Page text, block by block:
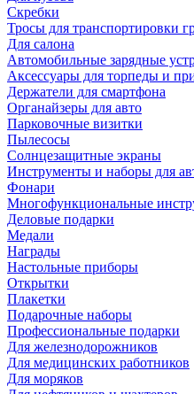
Скребки
Тросы для транспортировки
Для салона
Автомобильные зарядные
Аксессуары для торпеды и
Держатели для смартфона
Органайзеры для авто
Парковочные визитки
Пылесосы
Солнцезащитные экраны
Инструменты и наборы для
Фонари
Многофункциональные
Деловые подарки
Медали
Награды
Настольные приборы
Открытки
Плакетки
Подарочные наборы
Профессиональные подарки
Для железнодорожников
Для медицинских работников
Для моряков